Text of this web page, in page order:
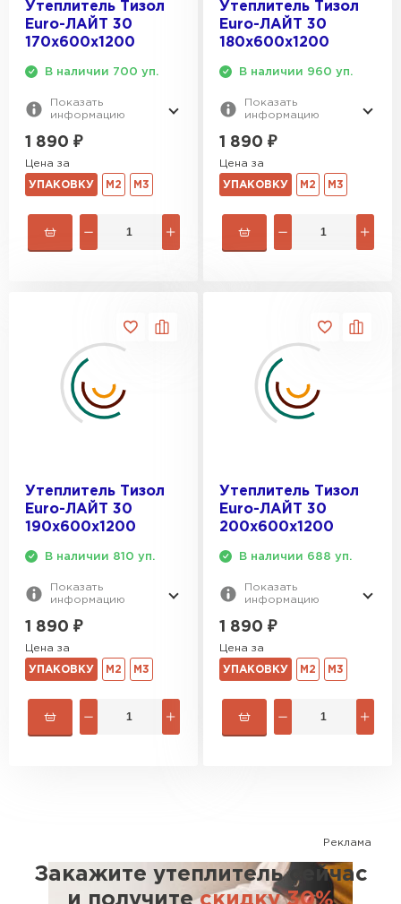
Утеплитель Тизол
Euro-ЛАЙТ 30
170х600х1200
В наличии 700 уп.
Показать
информацию
1 890 ₽
Цена за
УПАКОВКУ М2 М3
Утеплитель Тизол
Euro-ЛАЙТ 30
180х600х1200
В наличии 960 уп.
Показать
информацию
1 890 ₽
Цена за
УПАКОВКУ М2 М3
Утеплитель Тизол
Euro-ЛАЙТ 30
190х600х1200
В наличии 810 уп.
Показать
информацию
1 890 ₽
Цена за
УПАКОВКУ М2 М3
Утеплитель Тизол
Euro-ЛАЙТ 30
200х600х1200
В наличии 688 уп.
Показать
информацию
1 890 ₽
Цена за
УПАКОВКУ М2 М3
Реклама
Закажите утеплитель сейчас
и получитескидку 30%